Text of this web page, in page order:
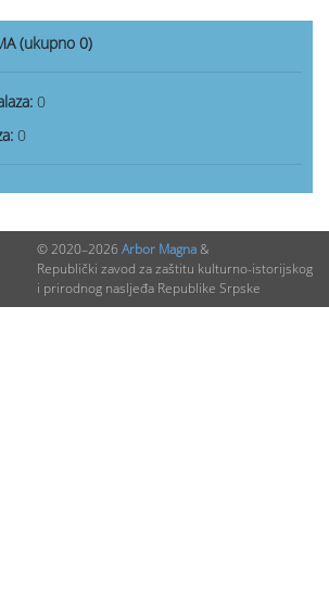
(ukupno 0)
0
0
© 2020–2026 Arbor Magna&
Republički zavod za zaštitu kulturno-istorijskog
i prirodnog nasljeđa Republike Srpske